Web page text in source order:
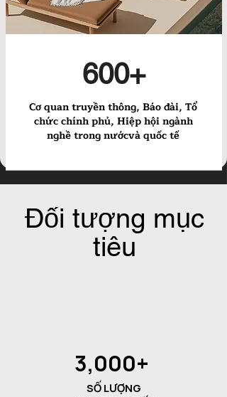
600+
Cơ quan truyền thông, Báo đài, Tổ
chức chính phủ, Hiệp hội ngành
nghề trong nướcvà quốc tế
Đối tượng mục
tiêu
3,000+
SỐ LƯỢNG